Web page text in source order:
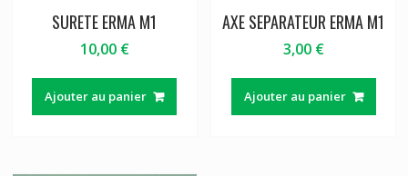
SURETE ERMA M1
10,00 €
Ajouter au panier
AXE SEPARATEUR ERMA M1
3,00 €
Ajouter au panier